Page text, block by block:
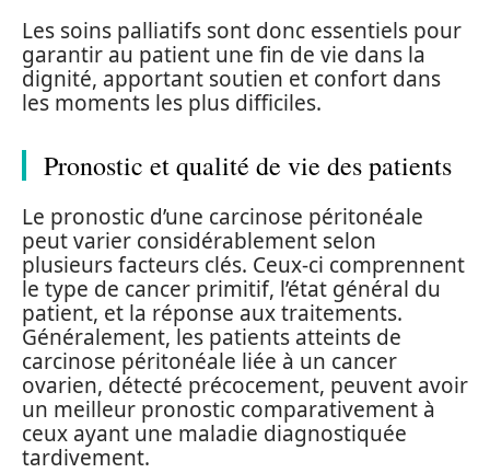
Les soins palliatifs sont donc essentiels pour
garantir au patient une fin de vie dans la
dignité, apportant soutien et confort dans
les moments les plus difficiles.
Pronostic et qualité de vie des patients
Le pronostic d’une carcinose péritonéale
peut varier considérablement selon
plusieurs facteurs clés. Ceux-ci comprennent
le type de cancer primitif, l’état général du
patient, et la réponse aux traitements.
Généralement, les patients atteints de
carcinose péritonéale liée à un cancer
ovarien, détecté précocement, peuvent avoir
un meilleur pronostic comparativement à
ceux ayant une maladie diagnostiquée
tardivement.